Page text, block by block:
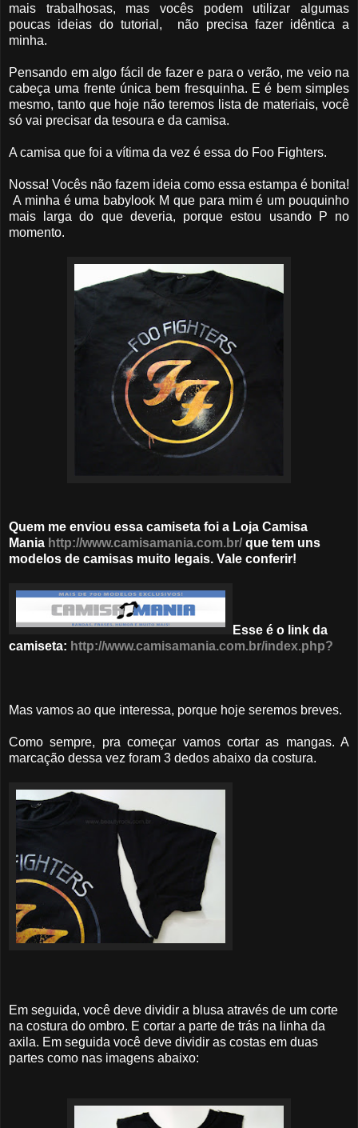
mais trabalhosas, mas vocês podem utilizar algumas
poucas ideias do tutorial, não precisa fazer idêntica a
minha.
Pensando em algo fácil de fazer e para o verão, me veio na
cabeça uma frente única bem fresquinha. E é bem simples
mesmo, tanto que hoje não teremos lista de materiais, você
só vai precisar da tesoura e da camisa.
A camisa que foi a vítima da vez é essa do Foo Fighters.
Nossa! Vocês não fazem ideia como essa estampa é bonita!
A minha é uma babylook M que para mim é um pouquinho
mais larga do que deveria, porque estou usando P no
momento.
Quem me enviou essa camiseta foi a Loja Camisa
Mania http://www.camisamania.com.br/ que tem uns
modelos de camisas muito legais. Vale conferir!
Esse é o link da
camiseta: http://www.camisamania.com.br/index.php?
Mas vamos ao que interessa, porque hoje seremos breves.
Como sempre, pra começar vamos cortar as mangas. A
marcação dessa vez foram 3 dedos abaixo da costura.
Em seguida, você deve dividir a blusa através de um corte
na costura do ombro. E cortar a parte de trás na linha da
axila. Em seguida você deve dividir as costas em duas
partes como nas imagens abaixo: